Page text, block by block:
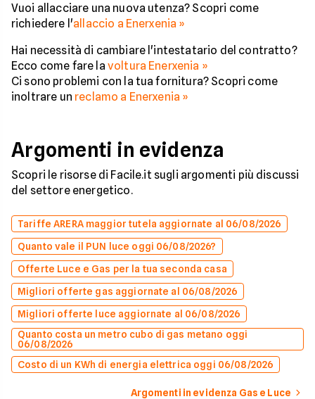
Vuoi allacciare una nuova utenza? Scopri come
richiedere l'allaccio a Enerxenia »
Hai necessità di cambiare l'intestatario del contratto?
Ecco come fare la voltura Enerxenia »
Ci sono problemi con la tua fornitura? Scopri come
inoltrare un reclamo a Enerxenia »
Argomenti in evidenza
Scopri le risorse di Facile.it sugli argomenti più discussi
del settore energetico.
Tariffe ARERA maggior tutela aggiornate al 06/08/2026
Quanto vale il PUN luce oggi 06/08/2026?
Offerte Luce e Gas per la tua seconda casa
Migliori offerte gas aggiornate al 06/08/2026
Migliori offerte luce aggiornate al 06/08/2026
Quanto costa un metro cubo di gas metano oggi
06/08/2026
Costo di un KWh di energia elettrica oggi 06/08/2026
Argomenti in evidenza Gas e Luce